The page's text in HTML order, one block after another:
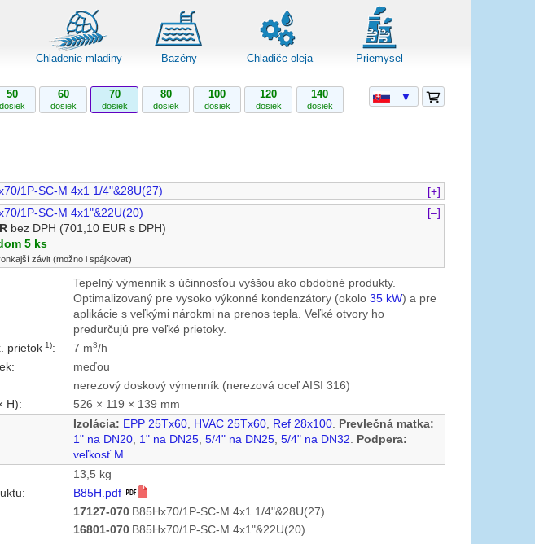
Chladenie mladiny Bazény Chladiče oleja Priemysel
50
dosiek
60
dosiek
70
dosiek
80
dosiek
100
dosiek
120
dosiek
140
dosiek
1P-SC-M 4x1 1/4"&28U(27)
[+]
1P-SC-M 4x1"&22U(20)
[–]
bez DPH (701,10 EUR s DPH)
5 ks
závit (možno i spájkovať)
Tepelný výmenník s účinnosťou vyššou ako obdobné produkty.
Optimalizovaný pre vysoko výkonné kondenzátory (okolo35 kW) a pre
aplikácie s veľkými nárokmi na prenos tepla. Veľké otvory ho
predurčujú pre veľké prietoky.
prietok 1): 7 m3/h
meďou
nerezový doskový výmenník (nerezová oceľ AISI 316)
H):
526 × 119 × 139 mm
Izolácia: EPP 25Tx60, HVAC 25Tx60, Ref 28x100. Prevlečná matka:
1" na DN20, 1" na DN25,5/4" na DN25,5/4" na DN32. Podpera:
veľkosť M
13,5 kg
B85H.pdf
17127-070 B85Hx70/1P-SC-M 4x1 1/4"&28U(27)
16801-070 B85Hx70/1P-SC-M 4x1"&22U(20)
▼